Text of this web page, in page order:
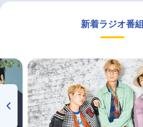
新着ラジオ番組